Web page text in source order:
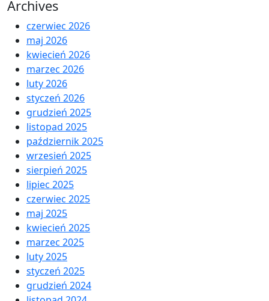
Archives
czerwiec 2026
maj 2026
kwiecień 2026
marzec 2026
luty 2026
styczeń 2026
grudzień 2025
listopad 2025
październik 2025
wrzesień 2025
sierpień 2025
lipiec 2025
czerwiec 2025
maj 2025
kwiecień 2025
marzec 2025
luty 2025
styczeń 2025
grudzień 2024